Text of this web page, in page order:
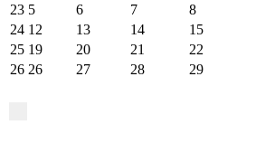
23 5 6 7 8
24 12 13 14 15
25 19 20 21 22
26 26 27 28 29